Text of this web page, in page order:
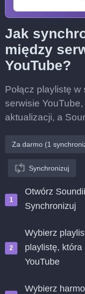
Jak
między
YouTube?
Połącz playlistę
serwisie
aktualizacji, a
Za darmo (1
Synchronizuj
Otwórz
Synchronizuj
Wybierz
playlistę,
YouTube
Wybierz